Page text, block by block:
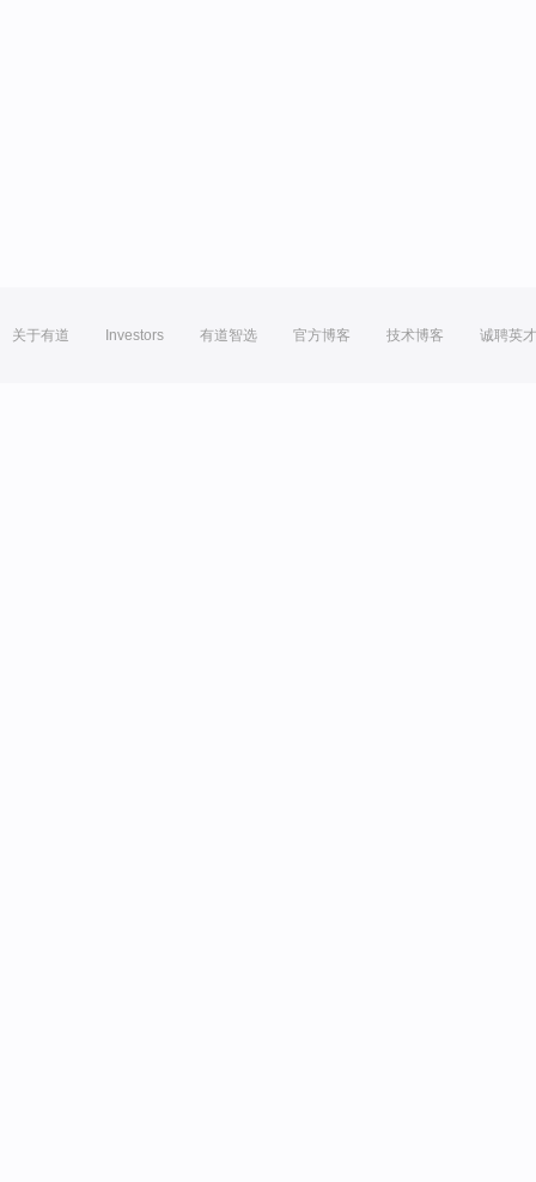
关于有道 Investors 有道智选 官方博客 技术博客 诚聘英才